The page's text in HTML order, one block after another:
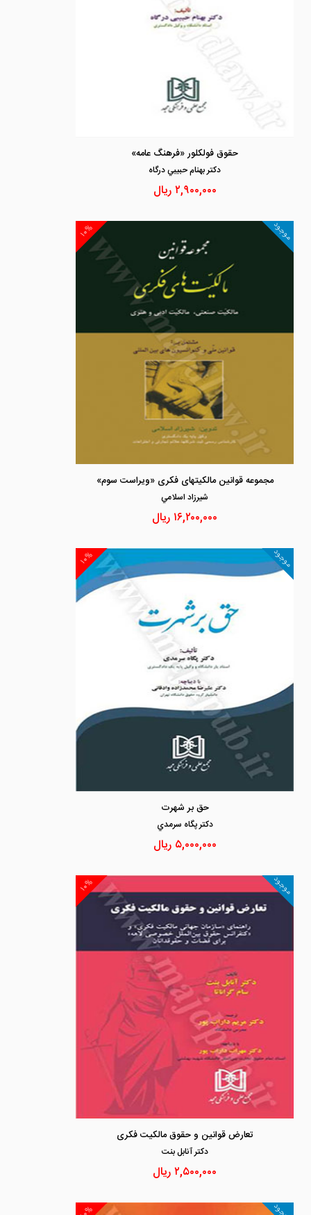
حقوق فولکلور «فرهنگ عامه»
دكتر بهنام حبيبي درگاه
۲,۹۰۰,۰۰۰ریال
۱۰% موجود
مجموعه قوانین مالکیتهای فکری «ویراست سوم»
شيرزاد اسلامي
۱۶,۲۰۰,۰۰۰ ریال
۱۰% موجود
حق بر شهرت
دكتر پگاه سرمدي
۵,۰۰۰,۰۰۰ ریال
۱۰% موجود
تعارض قوانین و حقوق مالکیت فکری
دكتر آنابل بنت
۲,۵۰۰,۰۰۰ریال